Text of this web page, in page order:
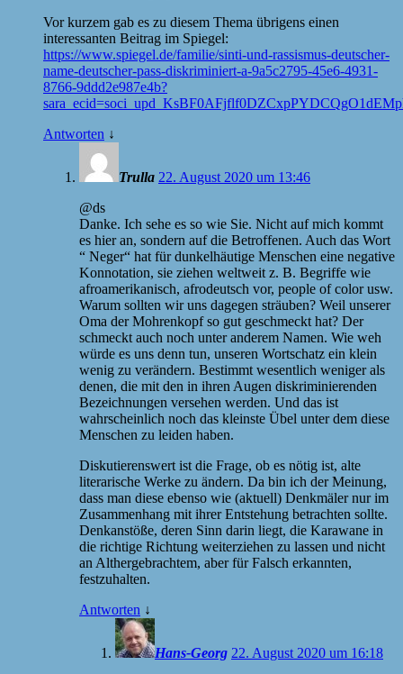
Vor kurzem gab es zu diesem Thema übrigens einen
interessanten Beitrag im Spiegel:
https://www.spiegel.de/familie/sinti-und-rassismus-deutscher-
name-deutscher-pass-diskriminiert-a-9a5c2795-45e6-4931-
8766-9ddd2e987e4b?
Antworten ↓
Trulla 22. August 2020 um 13:46
@ds
Danke. Ich sehe es so wie Sie. Nicht auf mich kommt
es hier an, sondern auf die Betroffenen. Auch das Wort
“ Neger“ hat für dunkelhäutige Menschen eine negative
Konnotation, sie ziehen weltweit z. B. Begriffe wie
afroamerikanisch, afrodeutsch vor, people of color usw.
Warum sollten wir uns dagegen sträuben? Weil unserer
Oma der Mohrenkopf so gut geschmeckt hat? Der
schmeckt auch noch unter anderem Namen. Wie weh
würde es uns denn tun, unseren Wortschatz ein klein
wenig zu verändern. Bestimmt wesentlich weniger als
denen, die mit den in ihren Augen diskriminierenden
Bezeichnungen versehen werden. Und das ist
wahrscheinlich noch das kleinste Übel unter dem diese
Menschen zu leiden haben.
Diskutierenswert ist die Frage, ob es nötig ist, alte
literarische Werke zu ändern. Da bin ich der Meinung,
dass man diese ebenso wie (aktuell) Denkmäler nur im
Zusammenhang mit ihrer Entstehung betrachten sollte.
Denkanstöße, deren Sinn darin liegt, die Karawane in
die richtige Richtung weiterziehen zu lassen und nicht
an Althergebrachtem, aber für Falsch erkannten,
festzuhalten.
Antworten ↓
Hans-Georg 22. August 2020 um 16:18